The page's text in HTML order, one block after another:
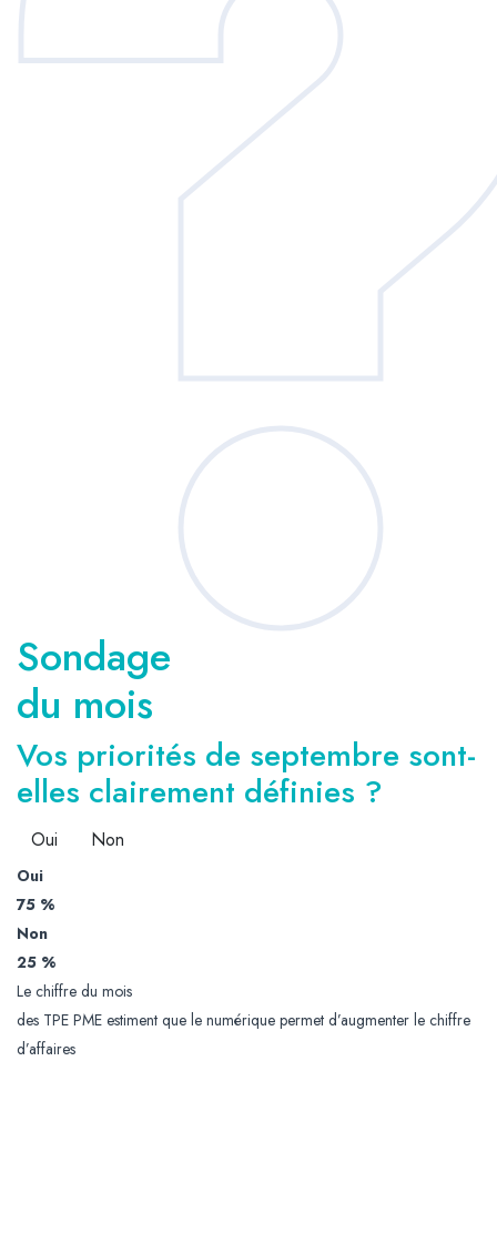
Sondage
du mois
Vos priorités de septembre sont-
elles clairement définies ?
Oui Non
Oui
75 %
Non
25 %
Le chiffre du mois
des TPE PME estiment que le numérique permet d’augmenter le chiffre
d’affaires